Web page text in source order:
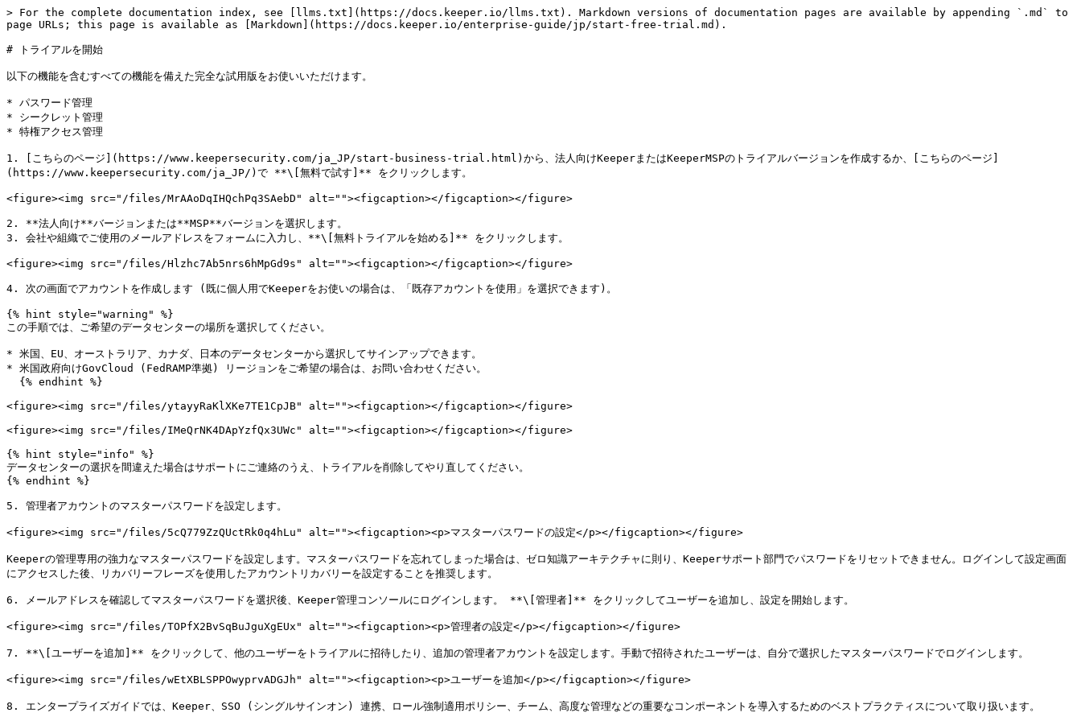
> For the complete documentation index, see [llms.txt](https://docs.keeper.io/llms.txt). Markdown versions of documentation pages are available by appending `.md` to
page URLs; this page is available as [Markdown](https://docs.keeper.io/enterprise-guide/jp/start-free-trial.md).
# トライアルを開始
以下の機能を含むすべての機能を備えた完全な試用版をお使いいただけます。
* パスワード管理
* シークレット管理
* 特権アクセス管理
1. [こちらのページ](https://www.keepersecurity.com/ja_JP/start-business-trial.html)から、法人向けKeeperまたはKeeperMSPのトライアルバージョンを作成するか、[こちらのページ]
(https://www.keepersecurity.com/ja_JP/)で **\[無料で試す]** をクリックします。
<figure><img src="/files/MrAAoDqIHQchPq3SAebD" alt=""><figcaption></figcaption></figure>
2. **法人向け**バージョンまたは**MSP**バージョンを選択します。
3. 会社や組織でご使用のメールアドレスをフォームに入力し、**\[無料トライアルを始める]** をクリックします。
<figure><img src="/files/Hlzhc7Ab5nrs6hMpGd9s" alt=""><figcaption></figcaption></figure>
4. 次の画面でアカウントを作成します (既に個人用でKeeperをお使いの場合は、「既存アカウントを使用」を選択できます)。
{% hint style="warning" %}
この手順では、ご希望のデータセンターの場所を選択してください。
* 米国、EU、オーストラリア、カナダ、日本のデータセンターから選択してサインアップできます。
* 米国政府向けGovCloud (FedRAMP準拠) リージョンをご希望の場合は、お問い合わせください。
<figure><img src="/files/ytayyRaKlXKe7TE1CpJB" alt=""><figcaption></figcaption></figure>
<figure><img src="/files/IMeQrNK4DApYzfQx3UWc" alt=""><figcaption></figcaption></figure>
{% hint style="info" %}
データセンターの選択を間違えた場合はサポートにご連絡のうえ、トライアルを削除してやり直してください。
{% endhint %}
5. 管理者アカウントのマスターパスワードを設定します。
<figure><img src="/files/5cQ779ZzQUctRk0q4hLu" alt=""><figcaption><p>マスターパスワードの設定</p></figcaption></figure>
Keeperの管理専用の強力なマスターパスワードを設定します。マスターパスワードを忘れてしまった場合は、ゼロ知識アーキテクチャに則り、Keeperサポート部門でパスワードをリセットできません。ログインして設定画面
にアクセスした後、リカバリーフレーズを使用したアカウントリカバリーを設定することを推奨します。
6. メールアドレスを確認してマスターパスワードを選択後、Keeper管理コンソールにログインします。 **\[管理者]** をクリックしてユーザーを追加し、設定を開始します。
<figure><img src="/files/TOPfX2BvSqBuJguXgEUx" alt=""><figcaption><p>管理者の設定</p></figcaption></figure>
7. **\[ユーザーを追加]** をクリックして、他のユーザーをトライアルに招待したり、追加の管理者アカウントを設定します。手動で招待されたユーザーは、自分で選択したマスターパスワードでログインします。
<figure><img src="/files/wEtXBLSPPOwyprvADGJh" alt=""><figcaption><p>ユーザーを追加</p></figcaption></figure>
8. エンタープライズガイドでは、Keeper、SSO (シングルサインオン) 連携、ロール強制適用ポリシー、チーム、高度な管理などの重要なコンポーネントを導入するためのベストプラクティスについて取り扱います。